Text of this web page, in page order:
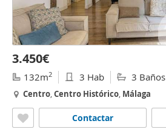
3.450€
132m2 3 Hab 3 Baños
Centro,Centro Histórico, Málaga
Contactar